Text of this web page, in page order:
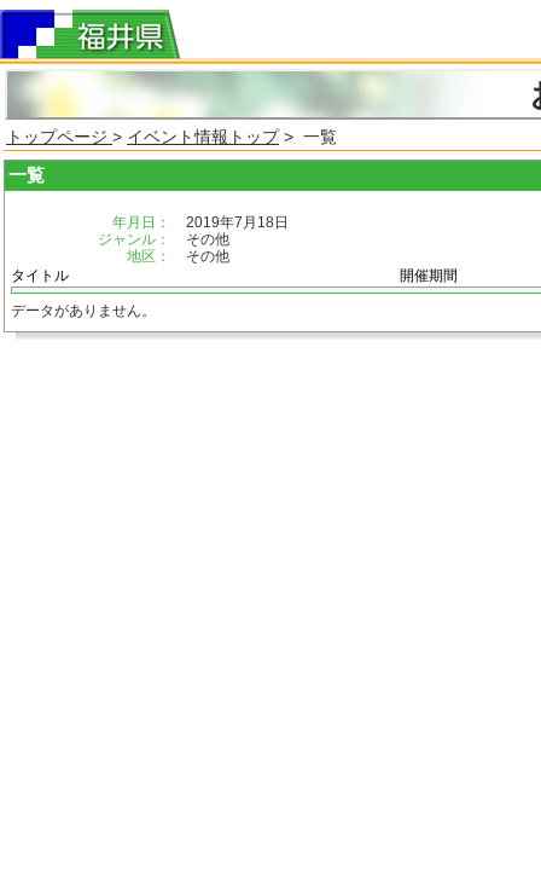
トップページ > イベント情報トップ> 一覧
一覧
年月日：
2019年7月18日
ジャンル：
その他
地区：
その他
タイトル
開催期間
データがありません。